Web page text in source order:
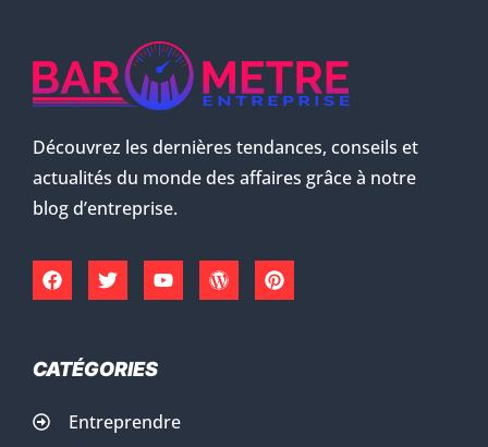
Découvrez les dernières tendances, conseils et
actualités du monde des affaires grâce à notre
blog d’entreprise.
CATÉGORIES
Entreprendre